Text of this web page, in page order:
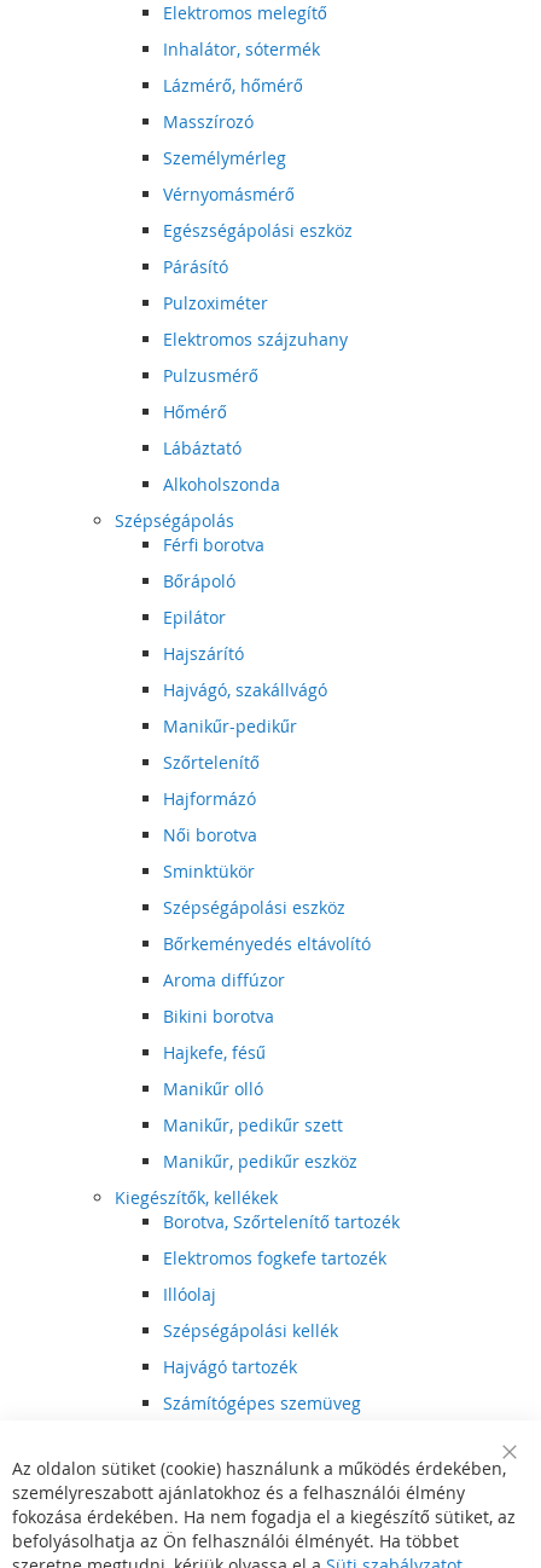
Elektromos melegítő
Inhalátor, sótermék
Lázmérő, hőmérő
Masszírozó
Személymérleg
Vérnyomásmérő
Egészségápolási eszköz
Párásító
Pulzoximéter
Elektromos szájzuhany
Pulzusmérő
Hőmérő
Lábáztató
Alkoholszonda
Szépségápolás
Férfi borotva
Bőrápoló
Epilátor
Hajszárító
Hajvágó, szakállvágó
Manikűr-pedikűr
Szőrtelenítő
Hajformázó
Női borotva
Sminktükör
Szépségápolási eszköz
Bőrkeményedés eltávolító
Aroma diffúzor
Bikini borotva
Hajkefe, fésű
Manikűr olló
Manikűr, pedikűr szett
Manikűr, pedikűr eszköz
Kiegészítők, kellékek
Borotva, Szőrtelenítő tartozék
Elektromos fogkefe tartozék
Illóolaj
Szépségápolási kellék
Hajvágó tartozék
Számítógépes szemüveg
Hajvágó kiegészítő
Szórakoztató elektronika
Multimédia
DVD, BluRay lejátszó
Bar
Az oldalon sütiket (cookie) használunk a működés érdekében,
személyreszabott ajánlatokhoz és a felhasználói élmény
fokozása érdekében. Ha nem fogadja el a kiegészítő sütiket, az
befolyásolhatja az Ön felhasználói élményét. Ha többet